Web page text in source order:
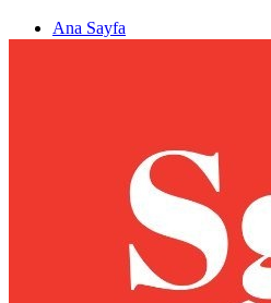
Ana Sayfa